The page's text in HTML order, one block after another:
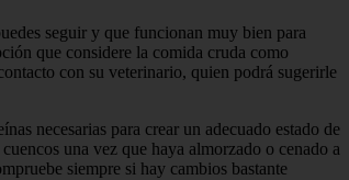
seguir y que funcionan muy bien para
que considere la comida cruda como
con su veterinario, quien podrá sugerirle
necesarias para crear un adecuado estado de
una vez que haya almorzado o cenado a
siempre si hay cambios bastante